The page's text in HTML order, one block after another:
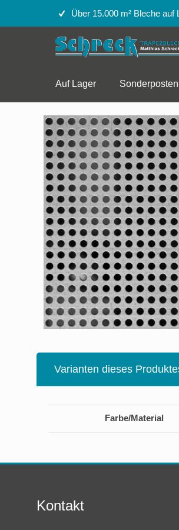
Über 15.000 m² Bleche auf
Auf Lager
Varianten dieses
Farbe/Material
Kontakt